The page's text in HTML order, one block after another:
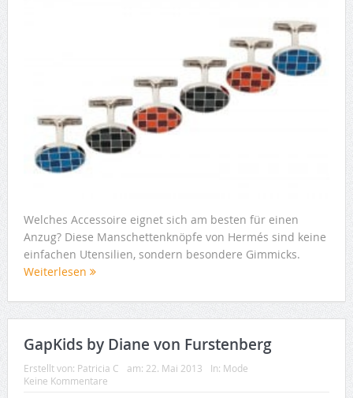
Welches Accessoire eignet sich am besten für einen
Anzug? Diese Manschettenknöpfe von Hermés sind keine
einfachen Utensilien, sondern besondere Gimmicks.
Weiterlesen
GapKids by Diane von Furstenberg
Erstellt von: Patricia C am: 22. Mai 2013 In: Mode
Keine Kommentare